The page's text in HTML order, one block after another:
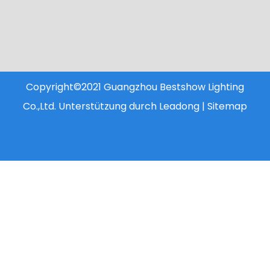
Copyright©2021 Guangzhou Bestshow Lighting
Co.,Ltd. Unterstützung durch Leadong | Sitemap